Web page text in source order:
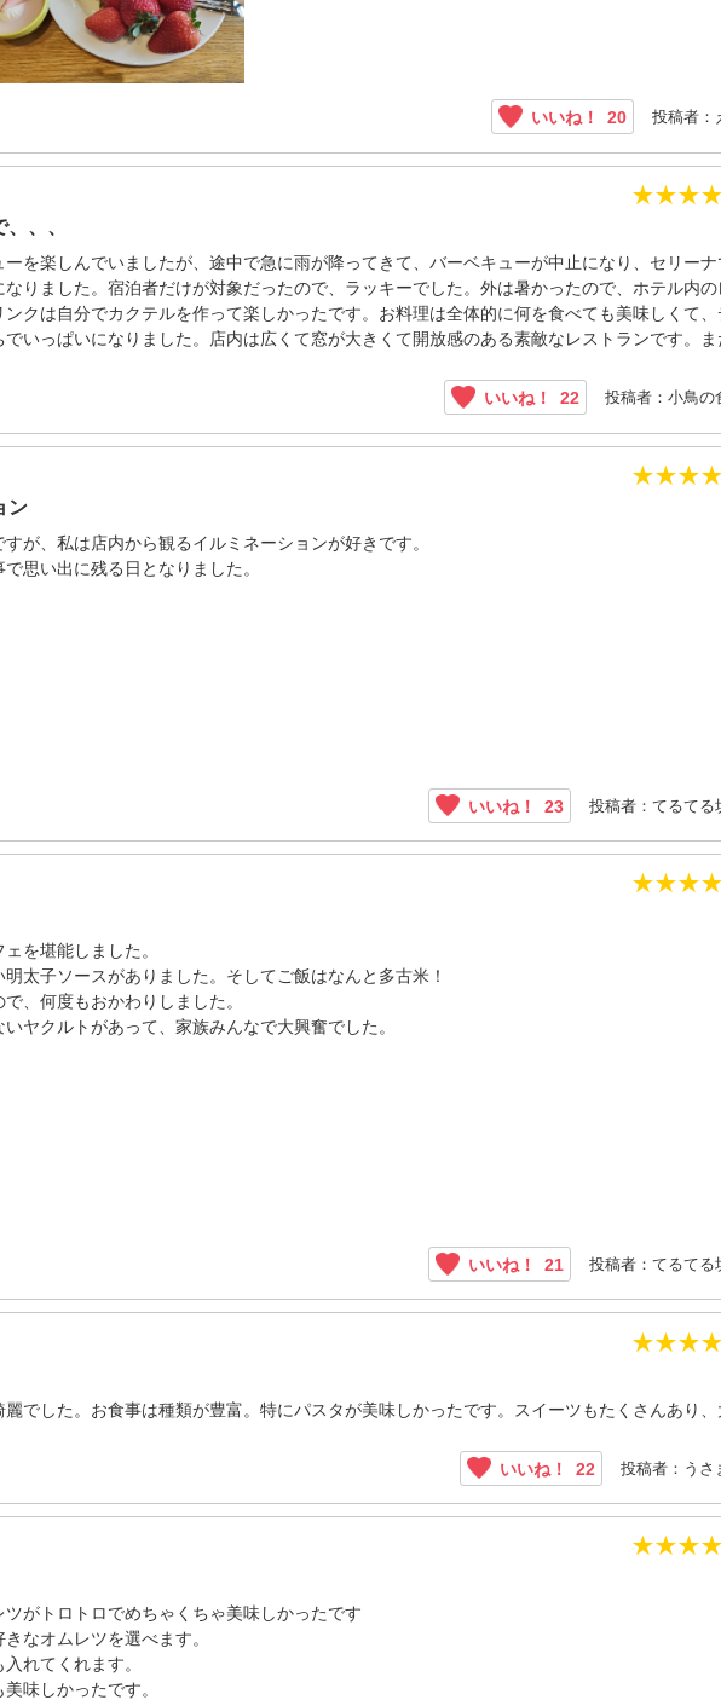
いいね！ 20 投稿者：
★★★★
、、
を楽しんでいましたが、途中で急に雨が降ってきて、バーベキューが中止になり、セリーナ
りました。宿泊者だけが対象だったので、ラッキーでした。外は暑かったので、ホテル内の
クは自分でカクテルを作って楽しかったです。お料理は全体的に何を食べても美味しくて
いっぱいになりました。店内は広くて窓が大きくて開放感のある素敵なレストランです。ま
いいね！ 22 投稿者：小鳥の
★★★★
ン
が、私は店内から観るイルミネーションが好きです。
思い出に残る日となりました。
いいね！ 23 投稿者：てるてる
★★★★
を堪能しました。
太子ソースがありました。そしてご飯はなんと多古米！
、何度もおかわりしました。
ヤクルトがあって、家族みんなで大興奮でした。
いいね！ 21 投稿者：てるてる
★★★★
でした。お食事は種類が豊富。特にパスタが美味しかったです。スイーツもたくさんあり、
いいね！ 22 投稿者：うさ
★★★★
がトロトロでめちゃくちゃ美味しかったです
なオムレツを選べます。
れてくれます。
味しかったです。